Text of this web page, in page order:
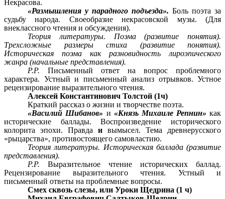
Некрасова.
«Размышления у парадного подъезда».Боль поэта за
судьбу народа. Своеобразие некрасовской музы. (Для
внеклассного чтения и обсуждения).
Теория литературы. Поэма (развитие понятия).
Трехсложные размеры стиха (развитие понятия).
Историческая поэма как разновидность лироэпического
жанра (начальные представления).
P.P.Письменный ответ на вопрос проблемного
характера. Устный и письменный анализ отрывков. Устное
рецензирование выразительного чтения.
Алексей Константинович Толстой (1ч)
Краткий рассказ о жизни и творчестве поэта.
«Василий Шибанов» и «Князь Михаиле Репнин»как
исторические баллады. Воспроизведение исторического
колорита эпохи. Правда и вымысел. Тема древнерусского
«рыцарства», противостоящего самовластию.
Теория литературы. Историческая баллада (развитие
представления).
P.P.Выразительное чтение исторических баллад.
Рецензирование выразительного чтения. Устный и
письменный ответы на проблемные вопросы.
Смех сквозь слезы, или Уроки Щедрина (1 ч)